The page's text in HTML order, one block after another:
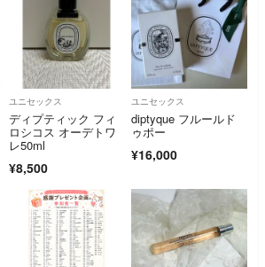
ユニセックス
ディプティック フィ
ロシコス オーデトワ
レ50ml
¥8,500
ユニセックス
diptyque フルールド
ゥポー
¥16,000